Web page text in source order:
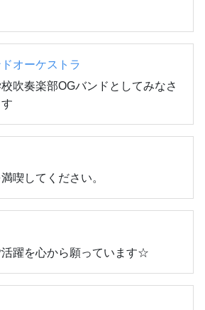
オーケストラ
吹奏楽部OGバンドとしてみなさ
喫してください。
躍を心から願っています☆